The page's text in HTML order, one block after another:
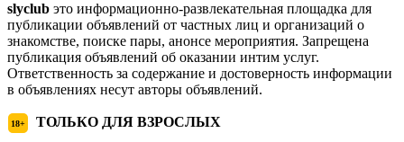
slyclub это информационно-развлекательная площадка для
публикации объявлений от частных лиц и организаций о
знакомстве, поиске пары, анонсе мероприятия. Запрещена
публикация объявлений об оказании интим услуг.
Ответственность за содержание и достоверность информации
в объявлениях несут авторы объявлений.
18+ ТОЛЬКО ДЛЯ ВЗРОСЛЫХ